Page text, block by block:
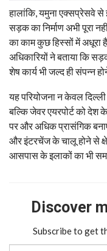
हालांकि, यमुना एक्सप्रेसवे से
सड़क का निर्माण अभी पूरा
का काम कुछ हिस्सों में अधूरा
अधिकारियों ने बताया कि
शेष कार्य भी जल्द ही संपन्न
यह परियोजना न केवल
बल्कि जेवर एयरपोर्ट को देश
पर और अधिक प्रासंगिक
और इंटरचेंज के चालू होने से
आसपास के इलाकों का भी
Discover
Subscribe to get
Type your email…